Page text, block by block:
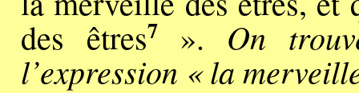
des êtres7». On
l’expression « la